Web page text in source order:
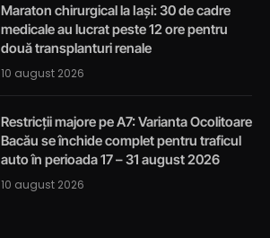
Maraton chirurgical la Iași: 30 de cadre
medicale au lucrat peste 12 ore pentru
două transplanturi renale
10 august 2026
Restricții majore pe A7: Varianta Ocolitoare
Bacău se închide complet pentru traficul
auto în perioada 17 – 31 august 2026
10 august 2026